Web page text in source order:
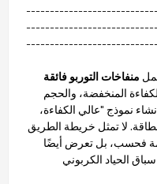
منفاخات التوربو فائقة
المنخفضة، والحجم
نموذج "عالي الكفاءة،
لا تمثل خريطة الطريق
فحسب، بل تعرض أيضًا
الحياد الكربوني